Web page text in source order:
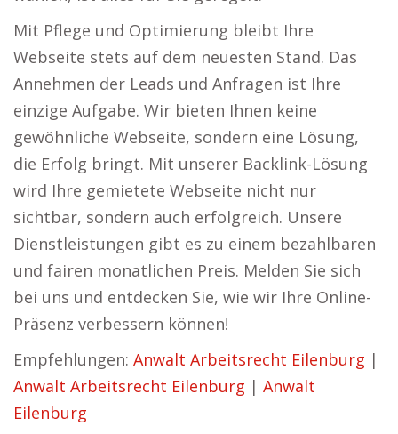
Mit Pflege und Optimierung bleibt Ihre
Webseite stets auf dem neuesten Stand. Das
Annehmen der Leads und Anfragen ist Ihre
einzige Aufgabe. Wir bieten Ihnen keine
gewöhnliche Webseite, sondern eine Lösung,
die Erfolg bringt. Mit unserer Backlink-Lösung
wird Ihre gemietete Webseite nicht nur
sichtbar, sondern auch erfolgreich. Unsere
Dienstleistungen gibt es zu einem bezahlbaren
und fairen monatlichen Preis. Melden Sie sich
bei uns und entdecken Sie, wie wir Ihre Online-
Präsenz verbessern können!
Empfehlungen: Anwalt Arbeitsrecht Eilenburg |
Anwalt Arbeitsrecht Eilenburg | Anwalt
Eilenburg